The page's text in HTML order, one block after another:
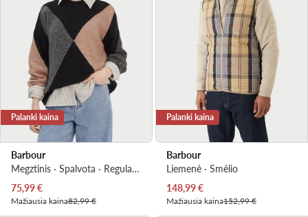
Palanki kaina
Barbour
Megztinis · Spalvota · Regular Fit
Dabartinė kaina
75,99€
Mažiausia kaina82,99 €
Palanki kaina
Barbour
Liemenė · Smėlio
Dabartinė kaina
148,99€
Mažiausia kaina152,99 €